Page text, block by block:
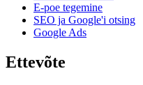
E-poe tegemine
SEO ja Google'i otsing
Google Ads
Ettevõte